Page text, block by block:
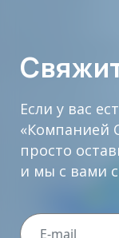
Если у вас
«Компанией
просто
и мы с вами